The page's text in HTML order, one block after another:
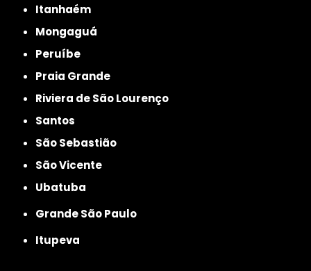
Itanhaém
Mongaguá
Peruíbe
Praia Grande
Riviera de São Lourenço
Santos
São Sebastião
São Vicente
Ubatuba
Grande São Paulo
Itupeva